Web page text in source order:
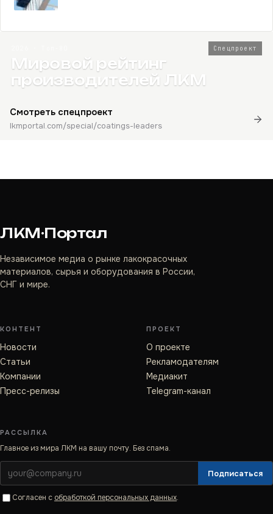
Спецпроект
Мировой рейтинг
производителей ЛКМ
Смотреть спецпроект
lkmportal.com/special/coatings-leaders
ЛКМ·Портал
Независимое медиа о рынке лакокрасочных
материалов, сырья и оборудования в России,
СНГ и мире.
КОНТЕНТ
Новости
Статьи
Компании
Пресс-релизы
ПРОЕКТ
О проекте
Рекламодателям
Медиакит
Telegram-канал
РАССЫЛКА
Главное из мира ЛКМ на вашу почту. Без спама.
Подписаться
Согласен с обработкой персональных данных.